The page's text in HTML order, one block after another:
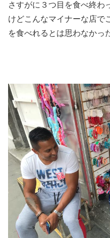
さすがに３つ目を食べ終わ
けどこんなマイナーな店で
を食べれるとは思わなかっ